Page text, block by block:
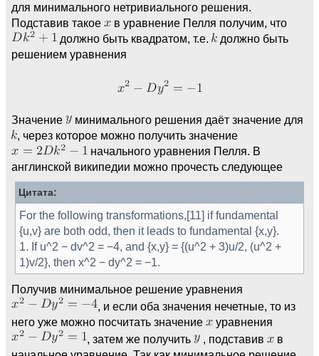
для минимального нетривиального решения.
Подставив такое
в уравнение Пелля получим, что
должно быть квадратом, т.е.
должно быть
решением уравнения
Значение
минимального решения даёт значение для
, через которое можно получить значение
начального уравнения Пелля. В
англинской википедии можно прочесть следующее
Цитата:
For the following transformations,[11] if fundamental
{u,v} are both odd, then it leads to fundamental {x,y}.
1. If u^2 − dv^2 = −4, and {x,y} = {(u^2 + 3)u/2, (u^2 +
1)v/2}, then x^2 − dy^2 = −1.
Получив минимальное решение уравнения
, и если оба значения нечетные, то из
него уже можно посчитать значение
уравнения
, затем же получить
, подставив
в